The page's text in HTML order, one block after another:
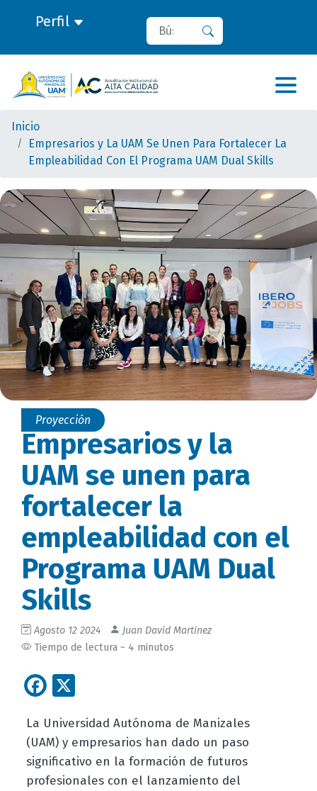
Perfil Buscar
Inicio
Empresarios y La UAM Se Unen Para Fortalecer La
Empleabilidad Con El Programa UAM Dual Skills
Proyección
Empresarios y la
UAM se unen para
fortalecer la
empleabilidad con el
Programa UAM Dual
Skills
Agosto 12 2024
Juan David Martinez
Tiempo de lectura ~ 4 minutos
Facebook
La Universidad Autónoma de Manizales
(UAM) y empresarios han dado un paso
significativo en la formación de futuros
profesionales con el lanzamiento del